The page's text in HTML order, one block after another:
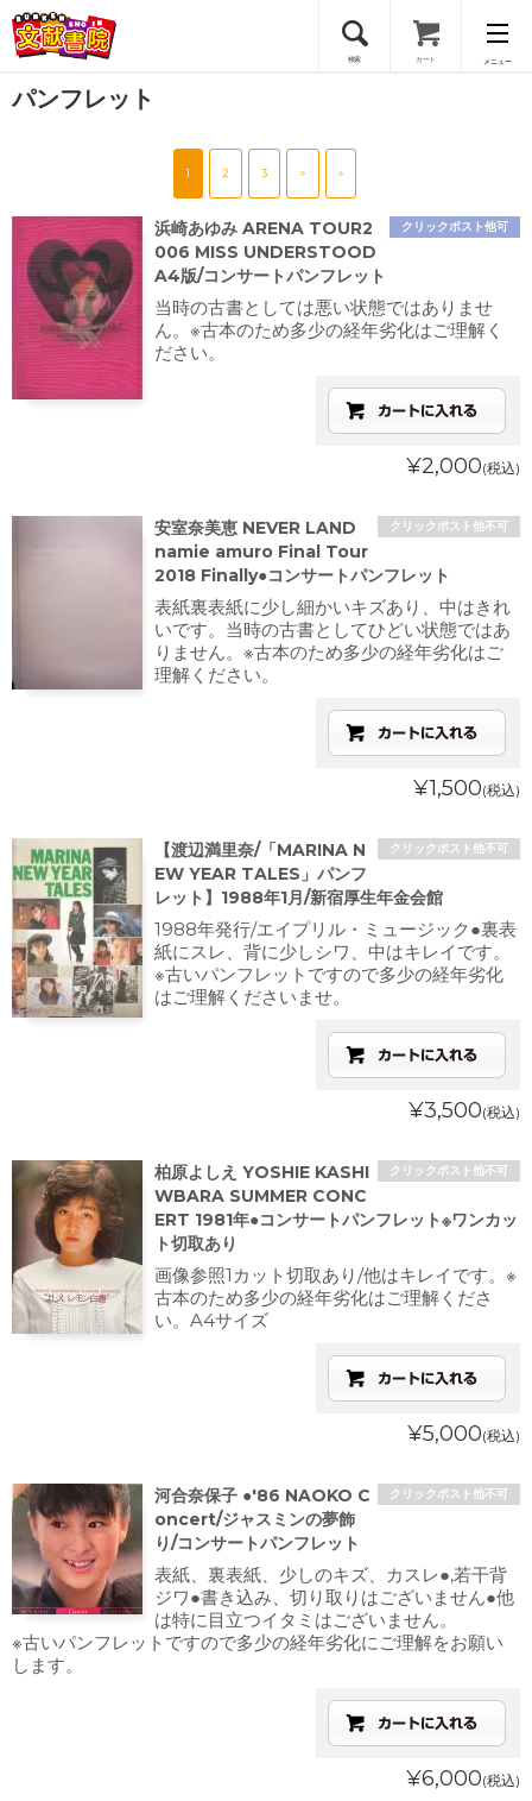
検索 カート メニュー
会員登録
パンフレット
1 2 3 > »
クリックポスト他可
浜崎あゆみ ARENA TOUR2
006 MISS UNDERSTOOD
A4版/コンサートパンフレット
当時の古書としては悪い状態ではありませ
ん。※古本のため多少の経年劣化はご理解く
ださい。
¥2,000(税込)
クリックポスト他不可
安室奈美恵 NEVER LAND
namie amuro Final Tour
2018 Finally●コンサートパンフレット
表紙裏表紙に少し細かいキズあり、中はきれ
いです。当時の古書としてひどい状態ではあ
りません。※古本のため多少の経年劣化はご
理解ください。
¥1,500(税込)
クリックポスト他不可
【渡辺満里奈/「MARINA N
EW YEAR TALES」パンフ
レット】1988年1月/新宿厚生年金会館
1988年発行/エイプリル・ミュージック●裏表
紙にスレ、背に少しシワ、中はキレイです。
※古いパンフレットですので多少の経年劣化
はご理解くださいませ。
¥3,500(税込)
クリックポスト他不可
柏原よしえ YOSHIE KASHI
WBARA SUMMER CONC
ERT 1981年●コンサートパンフレット※ワンカッ
ト切取あり
画像参照1カット切取あり/他はキレイです。※
古本のため多少の経年劣化はご理解くださ
い。A4サイズ
¥5,000(税込)
クリックポスト他不可
河合奈保子 ●'86 NAOKO C
oncert/ジャスミンの夢飾
り/コンサートパンフレット
表紙、裏表紙、少しのキズ、カスレ●,若干背
ジワ●書き込み、切り取りはございません●他
は特に目立つイタミはございません。
※古いパンフレットですので多少の経年劣化にご理解をお願い
します。
¥6,000(税込)